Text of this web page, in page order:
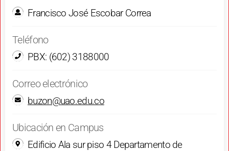
Francisco José Escobar Correa
Teléfono
PBX: (602) 3188000
Correo electrónico
buzon@uao.edu.co
Ubicación en Campus
Edificio Ala sur piso 4 Departamento de